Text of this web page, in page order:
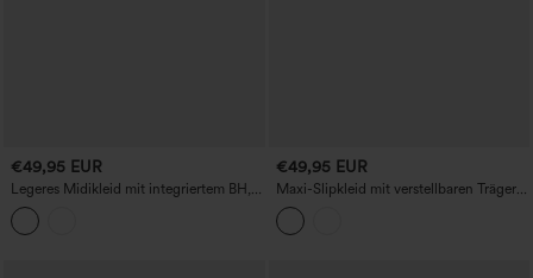
€49,95 EUR
Legeres Midikleid mit integriertem BH,
Kordelzug, Streifen und Taschen
€49,95 EUR
Maxi-Slipkleid mit verstellbaren Trägern,
Raffung, kontrastierendem Mesh und
integriertem BH – lässig und fließend